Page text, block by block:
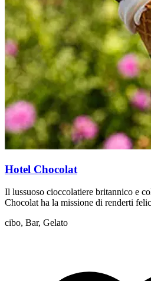
Hotel Chocolat
Il lussuoso cioccolatiere britannico e
Chocolat ha la missione di renderti
cibo, Bar, Gelato